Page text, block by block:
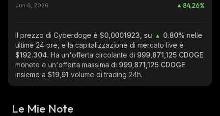
Jun 6, 2026 84,26%
Il prezzo di Cyberdoge è $0,0001923, su 0.80% nelle
ultime 24 ore, e la capitalizzazione di mercato live è
$192.304. Ha un'offerta circolante di 999,871,125 CDOGE
monete e un'offerta massima di 999,871,125 CDOGE
insieme a $19,91 volume di trading 24h.
Le Mie Note